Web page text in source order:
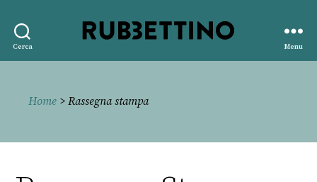
Cerca
editore
Menu
Home > Rassegna stampa